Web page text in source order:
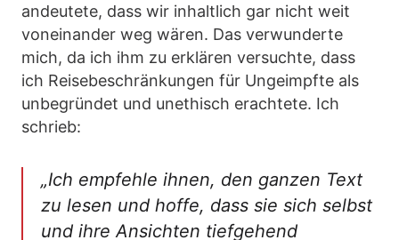
andeutete, dass wir inhaltlich gar nicht weit
voneinander weg wären. Das verwunderte
mich, da ich ihm zu erklären versuchte, dass
ich Reisebeschränkungen für Ungeimpfte als
unbegründet und unethisch erachtete. Ich
schrieb:
„Ich empfehle ihnen, den ganzen Text
zu lesen und hoffe, dass sie sich selbst
und ihre Ansichten tiefgehend